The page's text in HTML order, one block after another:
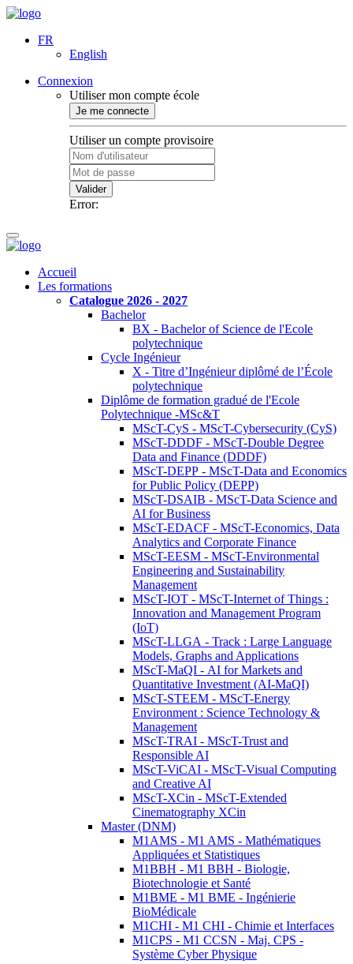
FR
English
Connexion
Utiliser mon compte école
Je me connecte
Utiliser un compte provisoire
Valider
Error:
Accueil
Les formations
Catalogue 2026 - 2027
Bachelor
BX - Bachelor of Science de l'Ecole
polytechnique
Cycle Ingénieur
X - Titre d’Ingénieur diplômé de l’École
polytechnique
Diplôme de formation gradué de l'Ecole
Polytechnique -MSc&T
MScT-CyS - MScT-Cybersecurity (CyS)
MScT-DDDF - MScT-Double Degree
Data and Finance (DDDF)
MScT-DEPP - MScT-Data and Economics
for Public Policy (DEPP)
MScT-DSAIB - MScT-Data Science and
AI for Business
MScT-EDACF - MScT-Economics, Data
Analytics and Corporate Finance
MScT-EESM - MScT-Environmental
Engineering and Sustainability
Management
MScT-IOT - MScT-Internet of Things :
Innovation and Management Program
(IoT)
MScT-LLGA - Track : Large Language
Models, Graphs and Applications
MScT-MaQI - AI for Markets and
Quantitative Investment (AI-MaQI)
MScT-STEEM - MScT-Energy
Environment : Science Technology &
Management
MScT-TRAI - MScT-Trust and
Responsible AI
MScT-ViCAI - MScT-Visual Computing
and Creative AI
MScT-XCin - MScT-Extended
Cinematography XCin
Master (DNM)
M1AMS - M1 AMS - Mathématiques
Appliquées et Statistiques
M1BBH - M1 BBH - Biologie,
Biotechnologie et Santé
M1BME - M1 BME - Ingénierie
BioMédicale
M1CHI - M1 CHI - Chimie et Interfaces
M1CPS - M1 CCSN - Maj. CPS -
Système Cyber Physique